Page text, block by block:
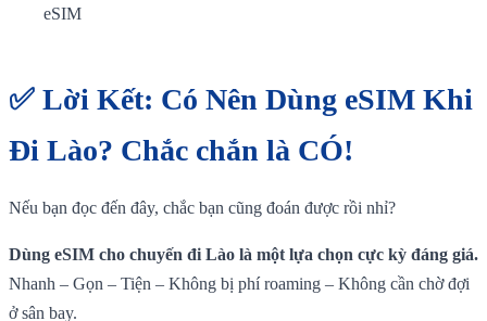
eSIM
✅ Lời Kết: Có Nên Dùng eSIM Khi
Đi Lào? Chắc chắn là CÓ!
Nếu bạn đọc đến đây, chắc bạn cũng đoán được rồi nhỉ?
Dùng eSIM cho chuyến đi Lào là một lựa chọn cực kỳ đáng giá.
Nhanh – Gọn – Tiện – Không bị phí roaming – Không cần chờ đợi
ở sân bay.